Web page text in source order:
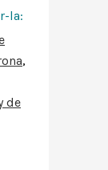
la:
,
de